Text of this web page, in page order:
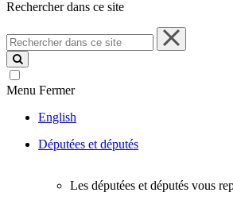
Rechercher dans ce site
Rechercher
dans
ce
site
Menu Fermer
English
Députées et députés
Les députées et députés vous